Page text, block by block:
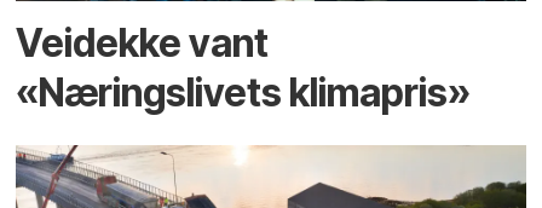
Veidekke vant
«Næringslivets klimapris»